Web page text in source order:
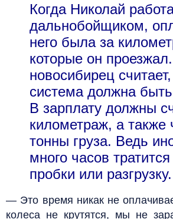
Когда Николай
дальнобойщиком,
него была за
которые он
новосибирец
система должна быть
В зарплату должны
километраж, а также
тонны груза. Ведь
много часов
пробки или разгрузку.
— Это время никак не
колеса не крутятся, мы не